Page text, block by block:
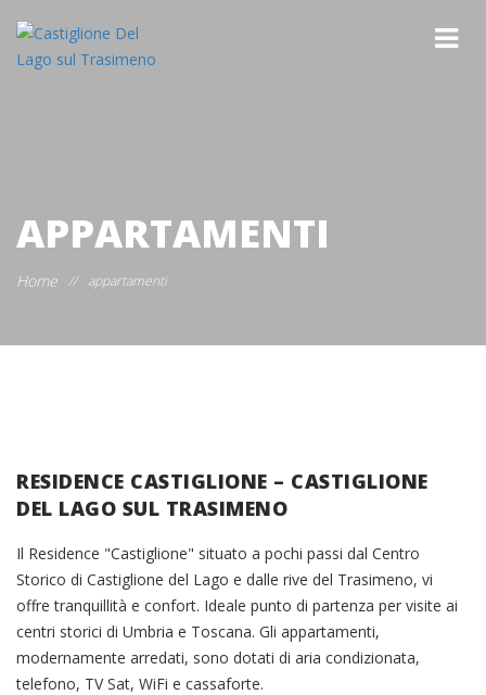
APPARTAMENTI
Home // appartamenti
RESIDENCE CASTIGLIONE – CASTIGLIONE
DEL LAGO SUL TRASIMENO
Il Residence "Castiglione" situato a pochi passi dal Centro
Storico di Castiglione del Lago e dalle rive del Trasimeno, vi
offre tranquillità e confort. Ideale punto di partenza per visite ai
centri storici di Umbria e Toscana. Gli appartamenti,
modernamente arredati, sono dotati di aria condizionata,
telefono, TV Sat, WiFi e cassaforte.